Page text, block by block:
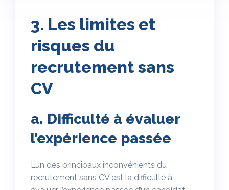
3. Les limites et
risques du
recrutement sans
CV
a. Difficulté à évaluer
l’expérience passée
L’un des principaux inconvénients du
recrutement sans CV est la difficulté à